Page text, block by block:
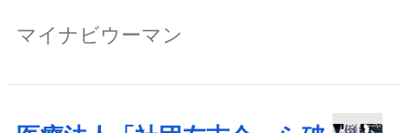
マイナビウーマン